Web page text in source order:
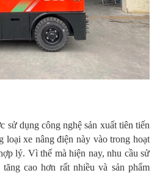
sử dụng công nghệ sản xuất tiên tiến
loại xe nâng điện này vào trong hoạt
lý. Vì thế mà hiện nay, nhu cầu sử
cao hơn rất nhiều và sản phẩm